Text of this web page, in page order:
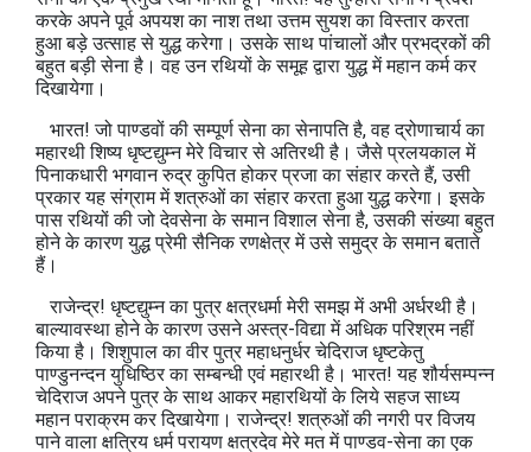
करके अपने पूर्व अपयश का नाश तथा उत्तम सुयश का विस्‍तार करता
हुआ बड़े उत्‍साह से युद्ध करेगा। उसके साथ पांचालों और प्रभद्रकों की
बहुत बड़ी सेना है। वह उन रथियों के समूह द्वारा युद्ध में महान कर्म कर
दिखायेगा।
भारत! जो पाण्‍डवों की सम्‍पूर्ण सेना का सेनापति है, वह द्रोणाचार्य का
महारथी शिष्‍य धृष्टद्युम्न मेरे विचार से अतिरथी है। जैसे प्रलयकाल में
पिनाकधारी भगवान रुद्र कुपित होकर प्रजा का संहार करते हैं, उसी
प्रकार यह संग्राम में शत्रुओं का संहार करता हुआ युद्ध करेगा। इसके
पास रथियों की जो देवसेना के समान विशाल सेना है, उसकी संख्‍या बहुत
होने के कारण युद्ध प्रेमी सैनिक रणक्षेत्र में उसे समुद्र के समान बताते
हैं।
राजेन्‍द्र! धृष्टद्युम्न का पुत्र क्षत्रधर्मा मेरी समझ में अभी अर्धरथी है।
बाल्‍यावस्‍था होने के कारण उसने अस्‍त्र-विद्या में अधिक परिश्रम नहीं
किया है। शिशुपाल का वीर पुत्र महाधनुर्धर चेदिराज धृष्‍टकेतु
पाण्‍डुनन्‍दन युधिष्ठिर का सम्‍बन्‍धी एवं महारथी है। भारत! यह शौर्यसम्‍पन्‍न
चेदिराज अपने पुत्र के साथ आकर महारथियों के लिये सहज साध्‍य
महान पराक्रम कर दिखायेगा। राजेन्‍द्र! शत्रुओं की नगरी पर विजय
पाने वाला क्षत्रिय धर्म परायण क्षत्रदेव मेरे मत में पाण्‍डव-सेना का एक